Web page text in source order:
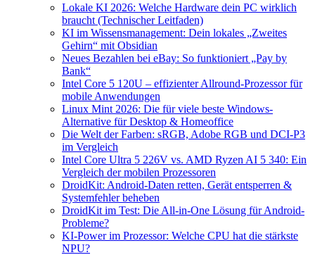
Lokale KI 2026: Welche Hardware dein PC wirklich
braucht (Technischer Leitfaden)
KI im Wissensmanagement: Dein lokales „Zweites
Gehirn“ mit Obsidian
Neues Bezahlen bei eBay: So funktioniert „Pay by
Bank“
Intel Core 5 120U – effizienter Allround-Prozessor für
mobile Anwendungen
Linux Mint 2026: Die für viele beste Windows-
Alternative für Desktop & Homeoffice
Die Welt der Farben: sRGB, Adobe RGB und DCI-P3
im Vergleich
Intel Core Ultra 5 226V vs. AMD Ryzen AI 5 340: Ein
Vergleich der mobilen Prozessoren
DroidKit: Android-Daten retten, Gerät entsperren &
Systemfehler beheben
DroidKit im Test: Die All-in-One Lösung für Android-
Probleme?
KI-Power im Prozessor: Welche CPU hat die stärkste
NPU?